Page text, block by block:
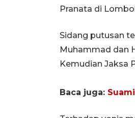
Pranata di
Sidang putusan
Muhammad dan
Kemudian Jaksa
Baca juga: